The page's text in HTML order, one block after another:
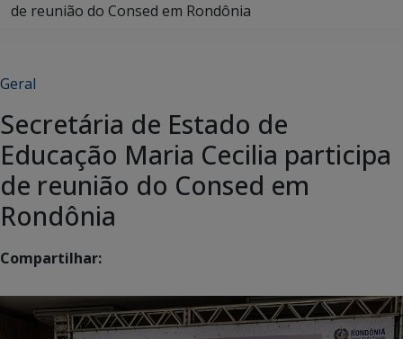
de reunião do Consed em Rondônia
Geral
Secretária de Estado de
Educação Maria Cecilia participa
de reunião do Consed em
Rondônia
Compartilhar: